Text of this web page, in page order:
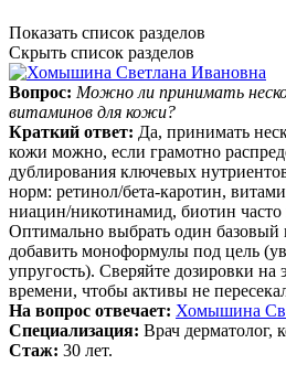
Показать список разделов
Скрыть список разделов
Вопрос: Можно ли принимать
витаминов для кожи?
Краткий ответ: Да, принимать
кожи можно, если грамотно
дублирования ключевых
норм: ретинол/бета‑каротин,
ниацин/никотинамид, биотин часто
Оптимально выбрать один базовый
добавить моноформулы под цель
упругость). Сверяйте дозировки на
времени, чтобы активы не
На вопрос отвечает: Хомышина
Специализация: Врач дерматолог,
Стаж: 30 лет.